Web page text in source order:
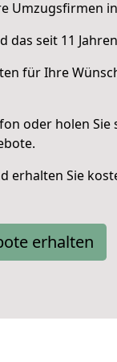
Umzugsfirmen
das seit 11
für Ihre
oder holen Sie
erhalten Sie
erhalten